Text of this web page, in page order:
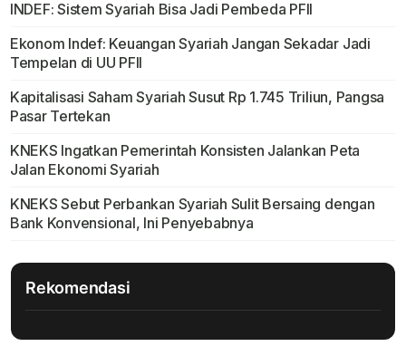
INDEF: Sistem Syariah Bisa Jadi Pembeda PFII
Ekonom Indef: Keuangan Syariah Jangan Sekadar Jadi
Tempelan di UU PFII
Kapitalisasi Saham Syariah Susut Rp 1.745 Triliun, Pangsa
Pasar Tertekan
KNEKS Ingatkan Pemerintah Konsisten Jalankan Peta
Jalan Ekonomi Syariah
KNEKS Sebut Perbankan Syariah Sulit Bersaing dengan
Bank Konvensional, Ini Penyebabnya
Rekomendasi